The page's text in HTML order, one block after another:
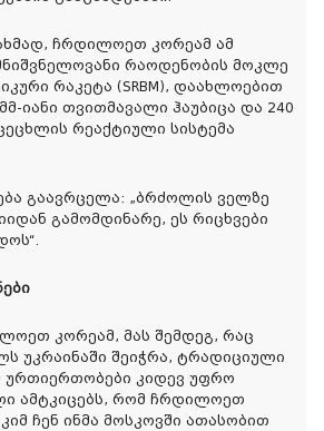
ჩრდილოეთ კორეამ ამ
რაოდენობის მოკლე
რაკეტა (SRBM), დაახლოებით
იანი თვითმავალი ჰაუბიცა და 240
რეაქტიული სისტემა
გაავრცელა: „ბრძოლის ველზე
გამომდინარე, ეს რიცხვები
კორეამ, მას შემდეგ, რაც
უკრაინაში შეიჭრა, ტრადიციული
ურთიერთობები კიდევ უფრო
ამტკიცებს, რომ ჩრდილოეთ
ჩენ ინმა მოსკოვში ათასობით